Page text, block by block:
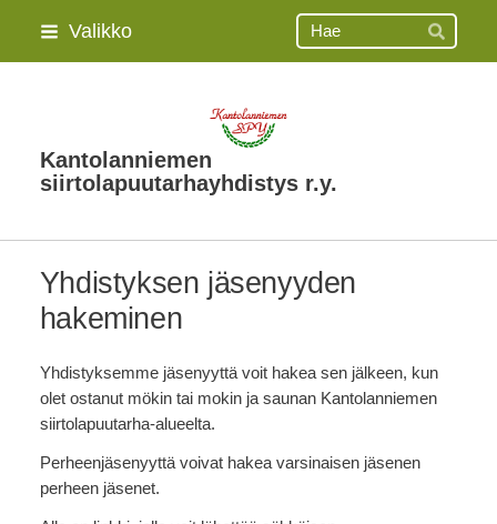
Siirry
Valikko
Hae
Kantolanniemen
siirtolapuutarhayhdistys r.y.
Yhdistyksen jäsenyyden
hakeminen
Yhdistyksemme jäsenyyttä voit hakea sen jälkeen, kun
olet ostanut mökin tai mokin ja saunan Kantolanniemen
siirtolapuutarha-alueelta.
Perheenjäsenyyttä voivat hakea varsinaisen jäsenen
perheen jäsenet.